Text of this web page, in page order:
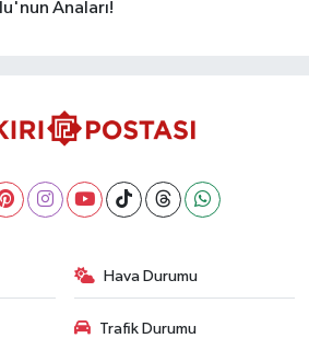
Anaları!
Hava Durumu
Trafik Durumu